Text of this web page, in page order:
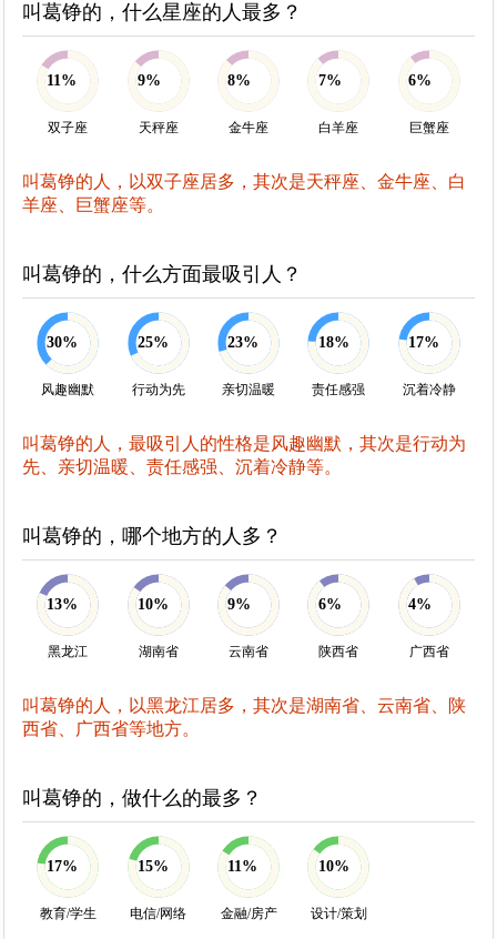
叫葛铮的，什么星座的人最多？
11%
双子座
9%
天秤座
8%
金牛座
7%
白羊座
6%
巨蟹座
叫葛铮的人，以双子座居多，其次是天秤座、金牛座、白
羊座、巨蟹座等。
叫葛铮的，什么方面最吸引人？
30%
风趣幽默
25%
行动为先
23%
亲切温暖
18%
责任感强
17%
沉着冷静
叫葛铮的人，最吸引人的性格是风趣幽默，其次是行动为
先、亲切温暖、责任感强、沉着冷静等。
叫葛铮的，哪个地方的人多？
13%
黑龙江
10%
湖南省
9%
云南省
6%
陕西省
4%
广西省
叫葛铮的人，以黑龙江居多，其次是湖南省、云南省、陕
西省、广西省等地方。
叫葛铮的，做什么的最多？
17%
教育/学生
15%
电信/网络
11%
金融/房产
10%
设计/策划